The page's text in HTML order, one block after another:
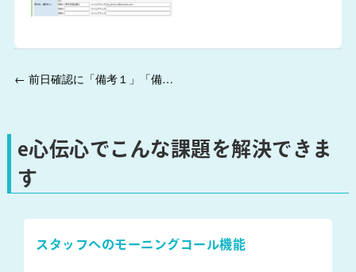
← 前日確認に「備考１」「備考２」を入力できるようになりました。
e心伝心でこんな課題を解決できま
す
スタッフへのモーニングコール機能